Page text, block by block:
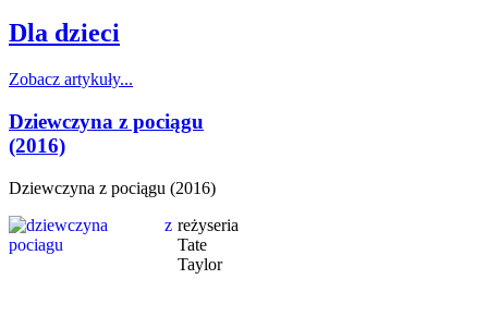
Dla dzieci
Zobacz artykuły...
Dziewczyna z pociągu
(2016)
Dziewczyna z pociągu (2016)
reżyseria
Tate
Taylor